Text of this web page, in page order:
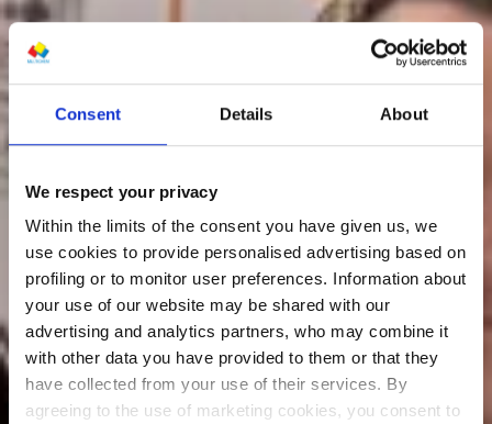
Consent Details About
We respect your privacy
Within the limits of the consent you have given us, we
use cookies to provide personalised advertising based on
profiling or to monitor user preferences. Information about
your use of our website may be shared with our
advertising and analytics partners, who may combine it
with other data you have provided to them or that they
have collected from your use of their services. By
agreeing to the use of marketing cookies, you consent to